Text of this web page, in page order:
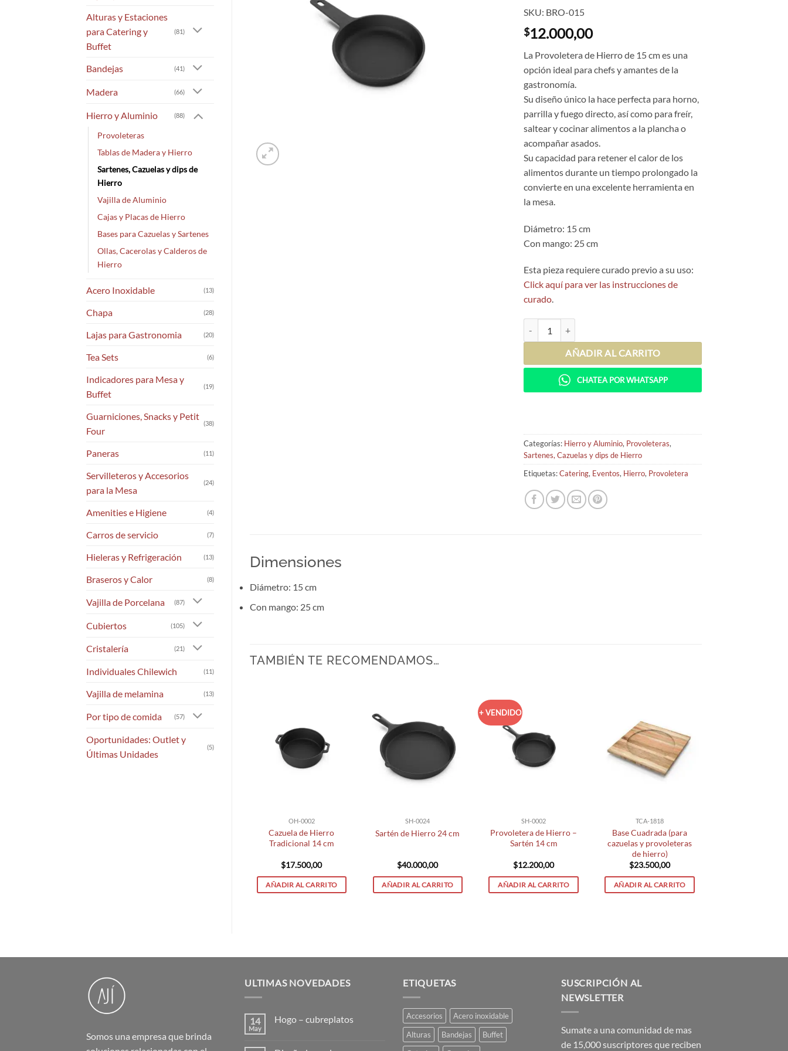
Alturas y Estaciones
para Catering y
Buffet
(81)
Bandejas (41)
Madera (66)
Hierro y Aluminio (88)
Provoleteras
Tablas de Madera y Hierro
Sartenes, Cazuelas y dips de
Hierro
Vajilla de Aluminio
Cajas y Placas de Hierro
Bases para Cazuelas y Sartenes
Ollas, Cacerolas y Calderos de
Hierro
Acero Inoxidable (13)
Chapa (28)
Lajas para Gastronomia (20)
Tea Sets (6)
Indicadores para Mesa y
Buffet
(19)
Guarniciones, Snacks y Petit
Four
(38)
Paneras (11)
Servilleteros y Accesorios
para la Mesa
(24)
Amenities e Higiene (4)
Carros de servicio (7)
Hieleras y Refrigeración (13)
Braseros y Calor (8)
Vajilla de Porcelana (87)
Cubiertos (105)
Cristalería (21)
Individuales Chilewich (11)
Vajilla de melamina (13)
Por tipo de comida (57)
Oportunidades: Outlet y
Últimas Unidades
(5)
SKU: BRO-015
$12.000,00
La Provoletera de Hierro de 15 cm es una
opción ideal para chefs y amantes de la
gastronomía.
Su diseño único la hace perfecta para horno,
parrilla y fuego directo, así como para freír,
saltear y cocinar alimentos a la plancha o
acompañar asados.
Su capacidad para retener el calor de los
alimentos durante un tiempo prolongado la
convierte en una excelente herramienta en
la mesa.
Diámetro: 15 cm
Con mango: 25 cm
Esta pieza requiere curado previo a su uso:
Click aquí para ver las instrucciones de
curado.
AÑADIR AL CARRITO
CHATEA POR WHATSAPP
Categorías: Hierro y Aluminio, Provoleteras,
Sartenes, Cazuelas y dips de Hierro
Etiquetas:Catering, Eventos, Hierro, Provoletera
Dimensiones
Diámetro: 15 cm
Con mango: 25 cm
TAMBIÉN TE RECOMENDAMOS…
OH-0002
Cazuela de Hierro
Tradicional 14 cm
$17.500,00
AÑADIR AL CARRITO
SH-0024
Sartén de Hierro 24 cm
$40.000,00
AÑADIR AL CARRITO
+ VENDIDO
SH-0002
Provoletera de Hierro –
Sartén 14 cm
$12.200,00
AÑADIR AL CARRITO
TCA-1818
Base Cuadrada (para
cazuelas y provoleteras
de hierro)
$23.500,00
AÑADIR AL CARRITO
Somos una empresa que brinda
ULTIMAS NOVEDADES
14
May
Hogo – cubreplatos
ETIQUETAS
Accesorios
Acero inoxidable
Alturas
Bandejas
Buffet
SUSCRIPCIÓN AL
NEWSLETTER
Sumate a una comunidad de mas
de 15,000 suscriptores que reciben